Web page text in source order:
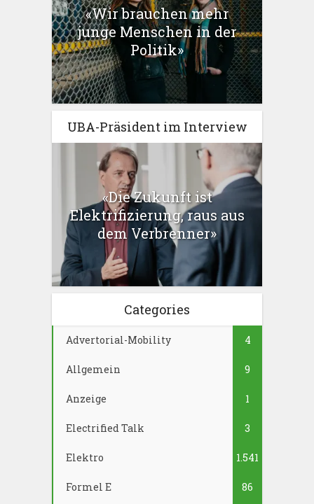
«Wir brauchen mehr
junge Menschen in der
Politik»
UBA-Präsident im Interview
«Die Zukunft ist
Elektrifizierung, raus aus
dem Verbrenner»
Categories
Advertorial-Mobility 4
Allgemein 9
Anzeige 1
Electrified Talk 3
Elektro 1.541
Formel E 86